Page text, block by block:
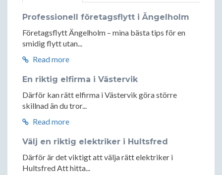
Professionell företagsflytt i Ängelholm
Företagsflytt Ängelholm – mina bästa tips för en
smidig flytt utan...
Read more
En riktig elfirma i Västervik
Därför kan rätt elfirma i Västervik göra större
skillnad än du tror...
Read more
Välj en riktig elektriker i Hultsfred
Därför är det viktigt att välja rätt elektriker i
Hultsfred Att hitta...